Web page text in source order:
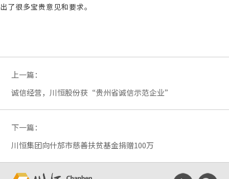
出了很多宝贵意见和要求。
上一篇：
诚信经营，川恒股份获“贵州省诚信示范企业”
下一篇：
川恒集团向什邡市慈善扶贫基金捐赠100万